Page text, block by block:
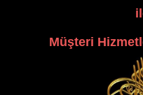
Müşteri